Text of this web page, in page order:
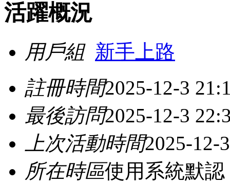
活躍概況
用戶組 新手上路
註冊時間2025-12-3
最後訪問2025-12-3
上次活動時間2025-12-
所在時區使用系統默認